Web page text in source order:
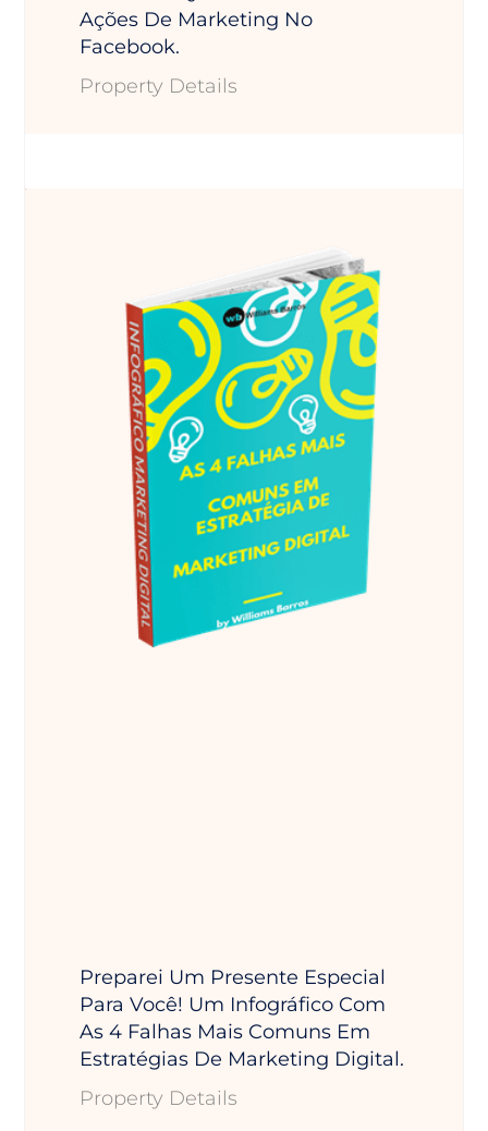
Ações De Marketing No
Facebook.
Property Details
Preparei Um Presente Especial
Para Você! Um Infográfico Com
As 4 Falhas Mais Comuns Em
Estratégias De Marketing Digital.
Property Details